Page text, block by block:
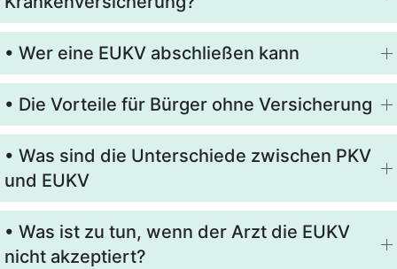
• Wer eine EUKV abschließen kann
• Die Vorteile für Bürger ohne Versicherung
• Was sind die Unterschiede zwischen PKV
und EUKV
• Was ist zu tun, wenn der Arzt die EUKV
nicht akzeptiert?